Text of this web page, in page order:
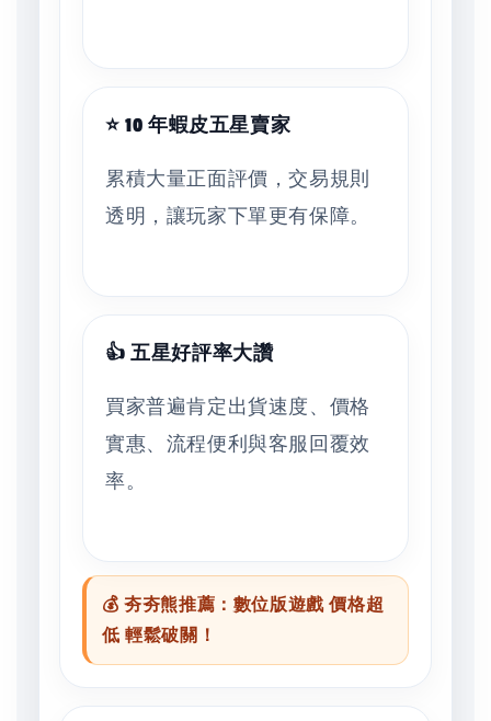
⭐ 10 年蝦皮五星賣家
累積大量正面評價，交易規則
透明，讓玩家下單更有保障。
👍 五星好評率大讚
買家普遍肯定出貨速度、價格
實惠、流程便利與客服回覆效
率。
💰 夯夯熊推薦：數位版遊戲 價格超
低 輕鬆破關！